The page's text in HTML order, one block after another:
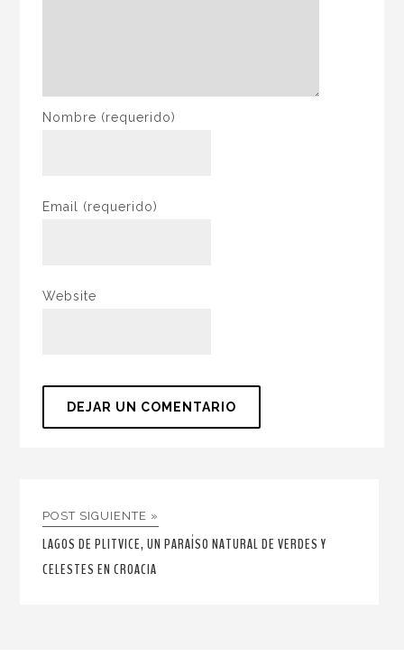
Nombre (requerido)
Email (requerido)
Website
POST SIGUIENTE »
LAGOS DE PLITVICE, UN PARAÍSO NATURAL DE VERDES Y
CELESTES EN CROACIA